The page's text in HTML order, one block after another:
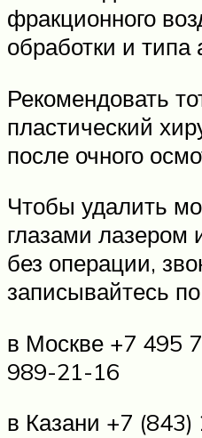
фракционного
обработки и типа
Рекомендовать
пластический
после очного
Чтобы удалить
глазами лазером
без операции,
записывайтесь
в Москве +7 495
989-21-16
в Казани +7